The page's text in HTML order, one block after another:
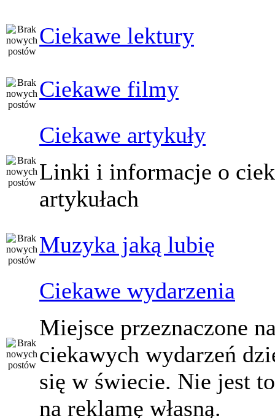
Ciekawe lektury
Ciekawe filmy
Ciekawe artykuły
Linki i informacje o
artykułach
Muzyka jaką lubię
Ciekawe wydarzenia
Miejsce przeznaczone
ciekawych wydarzeń
się w świecie. Nie jest
na reklamę własną.